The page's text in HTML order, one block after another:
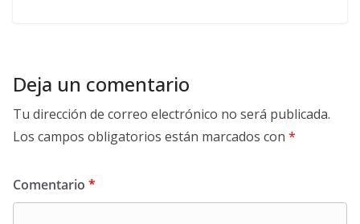
Deja un comentario
Tu dirección de correo electrónico no será publicada.
Los campos obligatorios están marcados con *
Comentario *